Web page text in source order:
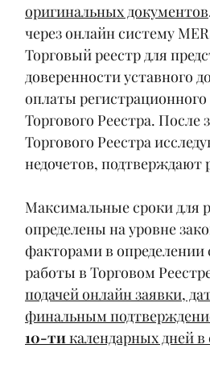
оригинальных документов
через онлайн систему
Торговый реестр для
доверенности уставного
оплаты
Торгового Реестра.
Торгового Реестра
недочетов,
Максимальные сроки для
определены на уровне
факторами в определении
работы в Торговом
подачей онлайн заявки,
финальным
10-ти календарных дней в